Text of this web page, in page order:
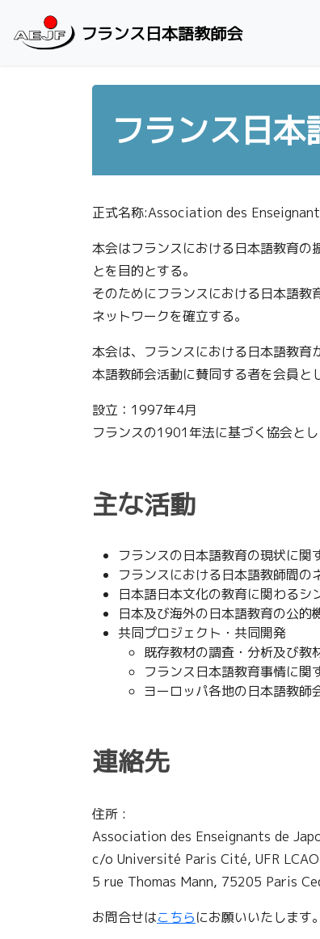
フランス日本語教師会
フランス日本
正式名称:Association des
本会はフランスにおける日本語教育の
とを目的とする。
そのためにフランスにおける日本語教
ネットワークを確立する。
本会は、フランスにおける日本語教育
本語教師会活動に賛同する者を会員と
設立：1997年4月
フランスの1901年法に基づく協会と
主な活動
フランスの日本語教育の現状に
フランスにおける日本語教師間の
日本語日本文化の教育に関わるシ
日本及び海外の日本語教育の公的
共同プロジェクト・共同開発
既存教材の調査・分析及び教
フランス日本語教育事情に関
ヨーロッパ各地の日本語教師
連絡先
住所 :
Association des Enseignants de
c/o Université Paris Cité, UFR
5 rue Thomas Mann, 75205 Paris
お問合せはこちらにお願いいたします。